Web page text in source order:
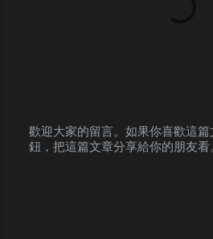
P
歡迎大家的留言。如果你喜歡這
鈕，把這篇文章分享給你的朋友看